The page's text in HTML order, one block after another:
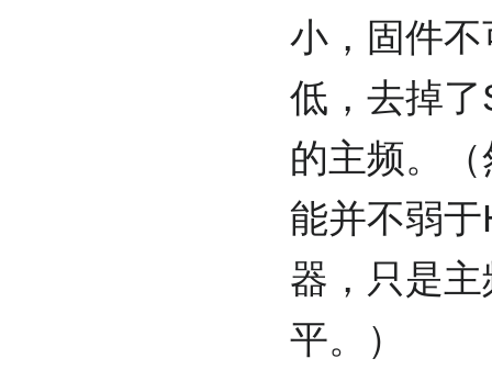
小，固件
低，去掉
的主频。
能并不弱
器，只是
平。）